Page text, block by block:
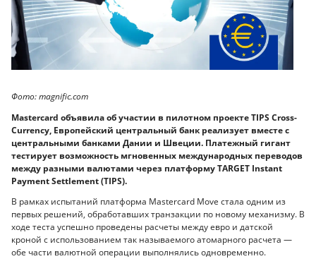
Фото: magnific.com
Mastercard объявила об участии в пилотном проекте TIPS Cross-
Currency, Европейский центральный банк реализует вместе с
центральными банками Дании и Швеции. Платежный гигант
тестирует возможность мгновенных международных переводов
между разными валютами через платформу TARGET Instant
Payment Settlement (TIPS).
В рамках испытаний платформа Mastercard Move стала одним из
первых решений, обработавших транзакции по новому механизму. В
ходе теста успешно проведены расчеты между евро и датской
кроной с использованием так называемого атомарного расчета —
обе части валютной операции выполнялись одновременно.